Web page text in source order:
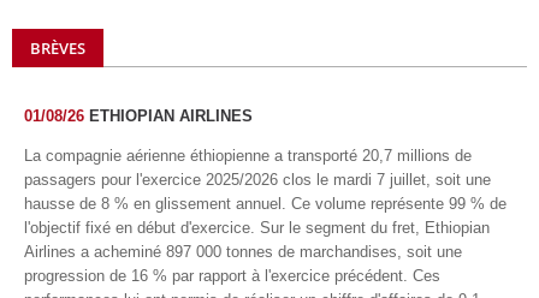
BRÈVES
01/08/26 ETHIOPIAN AIRLINES
La compagnie aérienne éthiopienne a transporté 20,7 millions de
passagers pour l'exercice 2025/2026 clos le mardi 7 juillet, soit une
hausse de 8 % en glissement annuel. Ce volume représente 99 % de
l'objectif fixé en début d'exercice. Sur le segment du fret, Ethiopian
Airlines a acheminé 897 000 tonnes de marchandises, soit une
progression de 16 % par rapport à l'exercice précédent. Ces